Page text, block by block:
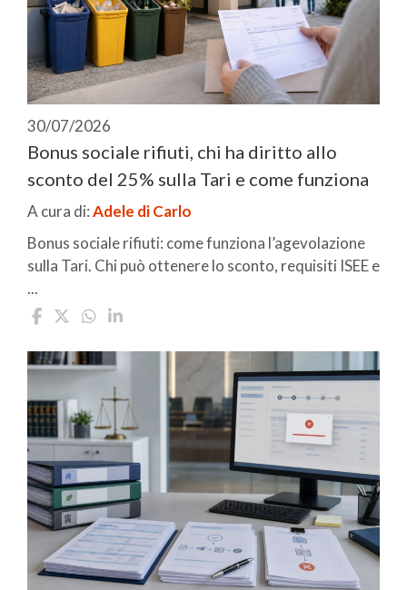
30/07/2026
Bonus sociale rifiuti, chi ha diritto allo
sconto del 25% sulla Tari e come funziona
A cura di:Adele di Carlo
Bonus sociale rifiuti: come funziona l’agevolazione
sulla Tari. Chi può ottenere lo sconto, requisiti ISEE e
...